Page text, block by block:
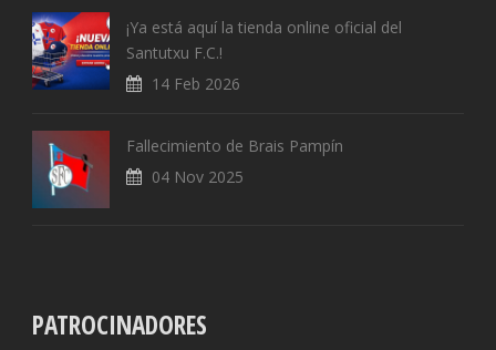
¡Ya está aquí la tienda online oficial del
Santutxu F.C.!
14 Feb 2026
Fallecimiento de Brais Pampín
04 Nov 2025
PATROCINADORES